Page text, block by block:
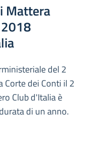
Mattera
del 2
Corte dei Conti il 2
Club d'Italia è
di un anno.